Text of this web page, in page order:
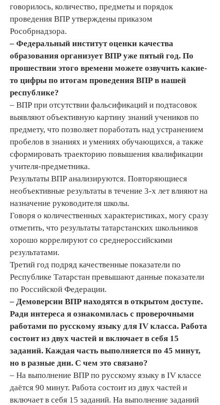
говорилось, количество, предметы и порядок
проведения ВПР утверждены приказом
Рособрнадзора.
– Федеральный институт оценки качества
образования организует ВПР уже пятый год. По
прошествии этого времени можете озвучить какие-
то цифры по итогам проведения ВПР в нашей
республике?
– ВПР при отсутствии фальсификаций и подтасовок
выявляют объективную картину знаний учеников по
предмету, что позволяет поработать над устранением
пробелов в знаниях и умениях обучающихся, а также
сформировать траекторию повышения квалификации
учителя-предметника.
Результаты ВПР анализируются. Повторяющиеся
необъективные результаты в течение 3-х лет влияют на
назначение руководителя школы.
Говоря о количественных характеристиках, могу сразу
отметить, что результаты татарстанских школьников
хорошо коррелируют со среднероссийскими
результатами.
Третий год подряд качественные показатели по
Республике Татарстан превышают данные показатели
по Российской Федерации.
– Демоверсии ВПР находятся в открытом доступе.
Ради интереса я ознакомилась с проверочными
работами по русскому языку для IV класса. Работа
состоит из двух частей и включает в себя 15
заданий. Каждая часть выполняется по 45 минут,
но в разные дни. С чем это связано?
– На выполнение ВПР по русскому языку в IV классе
даётся 90 минут. Работа состоит из двух частей и
включает в себя 15 заданий. На выполнение заданий